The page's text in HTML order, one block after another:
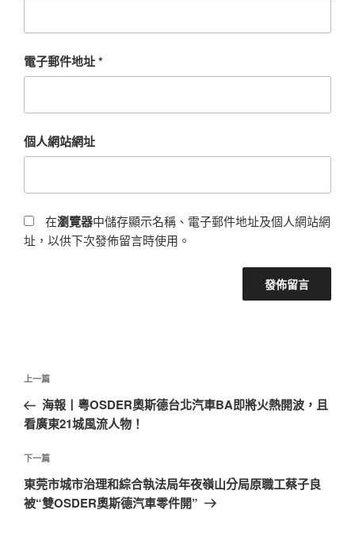
電子郵件地址*
個人網站網址
在瀏覽器中儲存顯示名稱、電子郵件地址及個人網站網
址，以供下次發佈留言時使用。
文
導
覽
上
一
篇
章
上一篇
海報丨粵OSDER奧斯德台北汽車BA即將火熱開波，且
看廣東21城風流人物！
下
一
篇
下一篇
東莞市城市治理和綜合執法局年夜嶺山分局原職工蔡子良
被“雙OSDER奧斯德汽車零件開”